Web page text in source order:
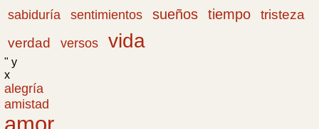
sabiduría sentimientos sueños tiempo
tristeza
verdad
versos vida
" y
x
alegría
amistad
amor